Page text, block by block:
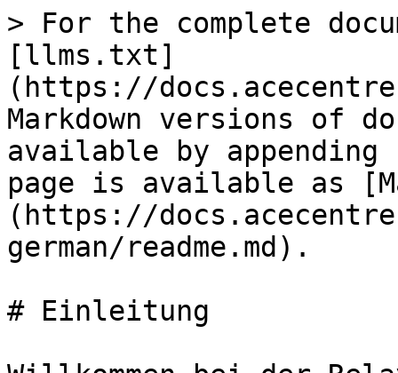
> For the complete
[llms.txt]
(https://
Markdown versions of
available by
page is available as
(https://
german/readme.md).
# Einleitung